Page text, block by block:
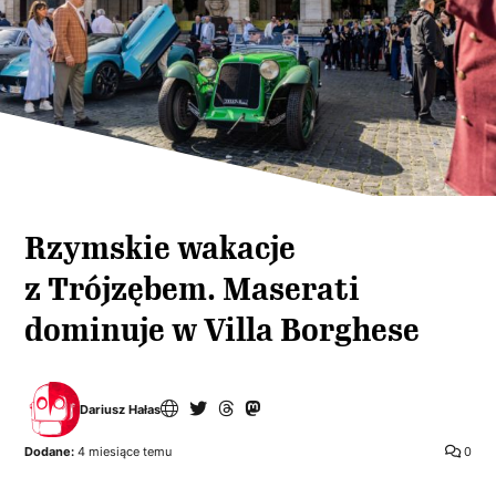
Rzymskie wakacje
z Trójzębem. Maserati
dominuje w Villa Borghese
Dariusz Hałas
0
Dodane: 4 miesiące temu